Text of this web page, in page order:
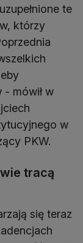
te
którzy
mówił w
w
PKW.
tracą
się teraz